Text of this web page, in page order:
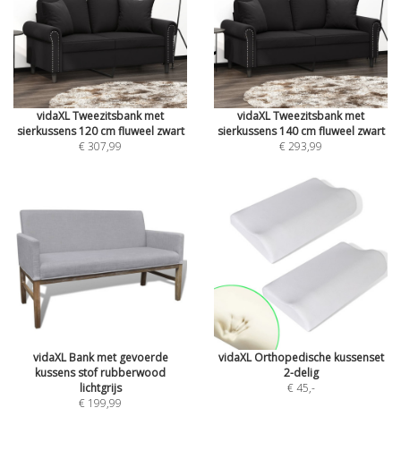
vidaXL Tweezitsbank met
sierkussens 120 cm fluweel zwart
€ 307,99
vidaXL Tweezitsbank met
sierkussens 140 cm fluweel zwart
€ 293,99
vidaXL Bank met gevoerde
kussens stof rubberwood
lichtgrijs
€ 199,99
vidaXL Orthopedische kussenset
2-delig
€ 45,-